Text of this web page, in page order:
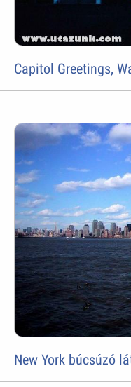
Capitol Greetings,
New York búcsúzó